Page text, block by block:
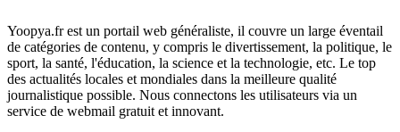
Yoopya.fr est un portail web généraliste, il couvre un large éventail
de catégories de contenu, y compris le divertissement, la politique, le
sport, la santé, l'éducation, la science et la technologie, etc. Le top
des actualités locales et mondiales dans la meilleure qualité
journalistique possible. Nous connectons les utilisateurs via un
service de webmail gratuit et innovant.